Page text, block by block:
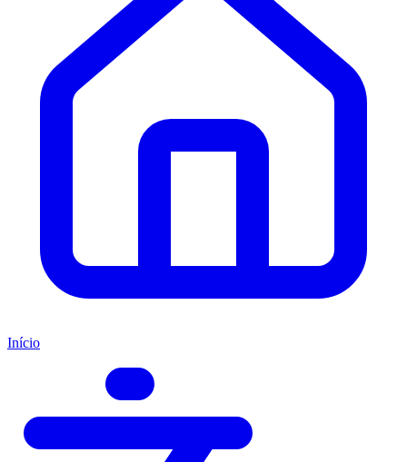
Início